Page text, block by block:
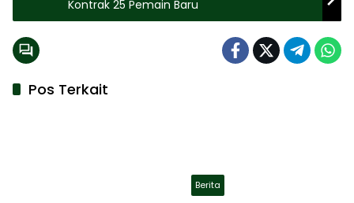
Kontrak 25 Pemain Baru
Pos Terkait
Berita